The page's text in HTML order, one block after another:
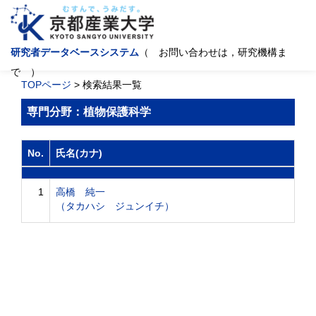
研究者データベースシステム （ お問い合わせは，研究機構ま
で ）
TOPページ > 検索結果一覧
専門分野：植物保護科学
No. 氏名(カナ)
1
高橋 純一
（タカハシ ジュンイチ）